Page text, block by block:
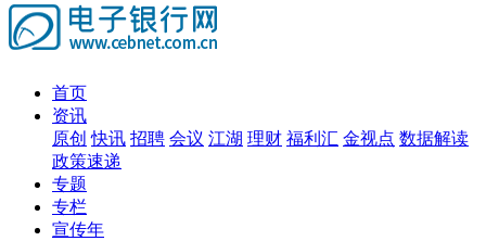
首页
资讯
原创 快讯 招聘 会议 江湖 理财 福利汇 金视点 数据解读
政策速递
专题
专栏
宣传年